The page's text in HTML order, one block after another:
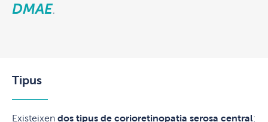
DMAE.
Tipus
Existeixen dos tipus de corioretinopatia serosa central: